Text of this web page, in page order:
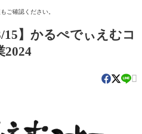
ご確認ください。
15】かるぺでぃえむコ
2024
